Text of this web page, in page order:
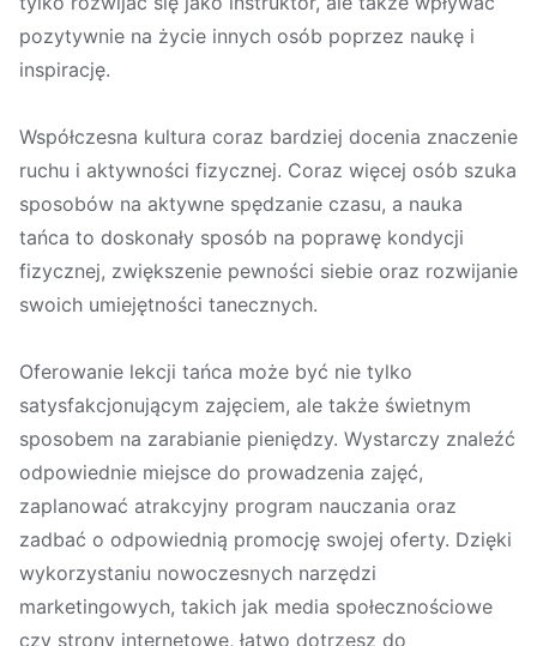
pozytywnie na życie innych osób poprzez naukę i
inspirację.
Współczesna kultura coraz bardziej docenia znaczenie
ruchu i aktywności fizycznej. Coraz więcej osób szuka
sposobów na aktywne spędzanie czasu, a nauka
tańca to doskonały sposób na poprawę kondycji
fizycznej, zwiększenie pewności siebie oraz rozwijanie
swoich umiejętności tanecznych.
Oferowanie lekcji tańca może być nie tylko
satysfakcjonującym zajęciem, ale także świetnym
sposobem na zarabianie pieniędzy. Wystarczy znaleźć
odpowiednie miejsce do prowadzenia zajęć,
zaplanować atrakcyjny program nauczania oraz
zadbać o odpowiednią promocję swojej oferty. Dzięki
wykorzystaniu nowoczesnych narzędzi
marketingowych, takich jak media społecznościowe
czy strony internetowe, łatwo dotrzesz do